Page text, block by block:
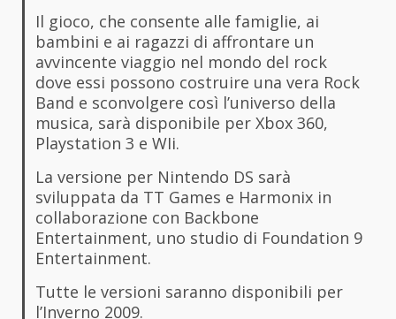
Il gioco, che consente alle famiglie, ai
bambini e ai ragazzi di affrontare un
avvincente viaggio nel mondo del rock
dove essi possono costruire una vera Rock
Band e sconvolgere così l’universo della
musica, sarà disponibile per Xbox 360,
Playstation 3 e WIi.
La versione per Nintendo DS sarà
sviluppata da TT Games e Harmonix in
collaborazione con Backbone
Entertainment, uno studio di Foundation 9
Entertainment.
Tutte le versioni saranno disponibili per
l’Inverno 2009.